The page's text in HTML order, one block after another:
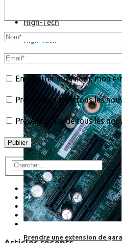
High-Tech
High-Tech
Les circuits imprimés, le
Prendre une extension de
Enregistrer mon nom, mon
Prévenez-moi de tous les
Prévenez-moi de tous les